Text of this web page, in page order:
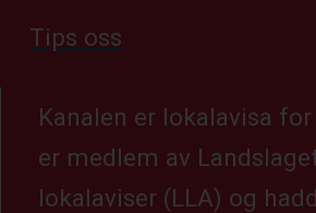
Tips oss
Kanalen er lokalavisa
er medlem av
lokalaviser (LLA) og